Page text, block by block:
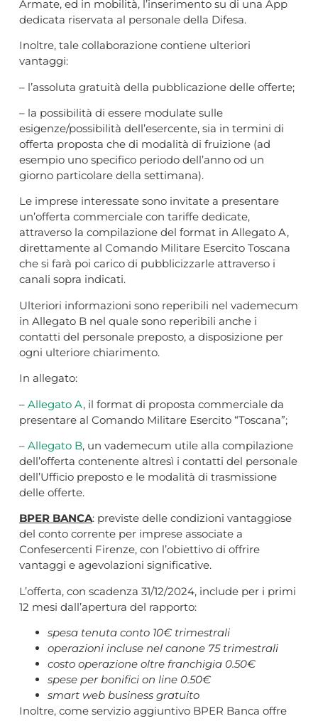
Armate, ed in mobilità, l’inserimento su di una App
dedicata riservata al personale della Difesa.
Inoltre, tale collaborazione contiene ulteriori
vantaggi:
– l’assoluta gratuità della pubblicazione delle offerte;
– la possibilità di essere modulate sulle
esigenze/possibilità dell’esercente, sia in termini di
offerta proposta che di modalità di fruizione (ad
esempio uno specifico periodo dell’anno od un
giorno particolare della settimana).
Le imprese interessate sono invitate a presentare
un’offerta commerciale con tariffe dedicate,
attraverso la compilazione del format in Allegato A,
direttamente al Comando Militare Esercito Toscana
che si farà poi carico di pubblicizzarle attraverso i
canali sopra indicati.
Ulteriori informazioni sono reperibili nel vademecum
in Allegato B nel quale sono reperibili anche i
contatti del personale preposto, a disposizione per
ogni ulteriore chiarimento.
In allegato:
– Allegato A, il format di proposta commerciale da
presentare al Comando Militare Esercito “Toscana”;
– Allegato B, un vademecum utile alla compilazione
dell’offerta contenente altresì i contatti del personale
dell’Ufficio preposto e le modalità di trasmissione
delle offerte.
BPER BANCA: previste delle condizioni vantaggiose
del conto corrente per imprese associate a
Confesercenti Firenze, con l’obiettivo di offrire
vantaggi e agevolazioni significative.
L’offerta, con scadenza 31/12/2024, include per i primi
12 mesi dall’apertura del rapporto:
spesa tenuta conto 10€ trimestrali
operazioni incluse nel canone 75 trimestrali
costo operazione oltre franchigia 0.50€
spese per bonifici on line 0.50€
smart web business gratuito
Inoltre, come servizio aggiuntivo BPER Banca offre